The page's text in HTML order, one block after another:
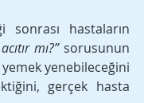
sonrası hastaların
mı?” sorusunun
yemek yenebileceğini
gerçek hasta